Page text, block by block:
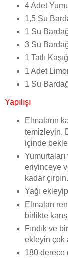
4 Adet
1,5 Su
1 Su
3 Su
1 Tatlı
1 Adet
1 Su
Yapılışı
Elmaların
temizleyin.
içinde
eriyinceye
kadar çırpın.
Yağı
Elmaları
birlikte
Fındık ve
ekleyin çok
180 derece